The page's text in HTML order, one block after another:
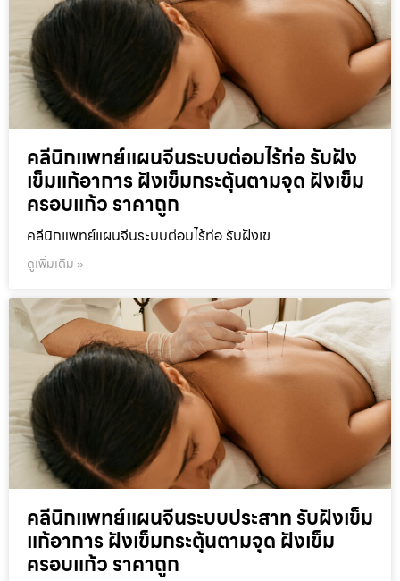
คลีนิกแพทย์แผนจีนระบบต่อมไร้ท่อ รับฝัง
เข็มแก้อาการ ฝังเข็มกระตุ้นตามจุด ฝังเข็ม
ครอบแก้ว ราคาถูก
คลีนิกแพทย์แผนจีนระบบต่อมไร้ท่อ รับฝังเข
ดูเพิ่มเติม »
คลีนิกแพทย์แผนจีนระบบประสาท รับฝังเข็ม
แก้อาการ ฝังเข็มกระตุ้นตามจุด ฝังเข็ม
ครอบแก้ว ราคาถูก